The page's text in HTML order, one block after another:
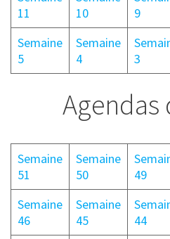
11
10
9
Semaine
5
Semaine
4
3
Agendas
Semaine
51
Semaine
50
49
Semaine
46
Semaine
45
44